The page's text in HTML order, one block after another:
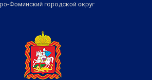
Фоминский городской округ